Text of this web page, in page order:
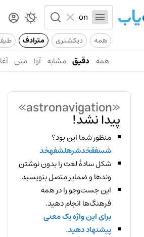
همه دیکشنری مترادف
همه دقیق مشابه آوا متن
«astronavigation»
پیدا نشد!
منظور شما این بود؟
شسفقخدشرهلشفهخد
شکل سادهٔ لغت را بدون نوشتن
وندها و ضمایر متصل بنویسید.
این جست‌وجو را در همه
فرهنگ‌ها انجام دهید.
برای این واژه یک معنی
پیشنهاد دهید.